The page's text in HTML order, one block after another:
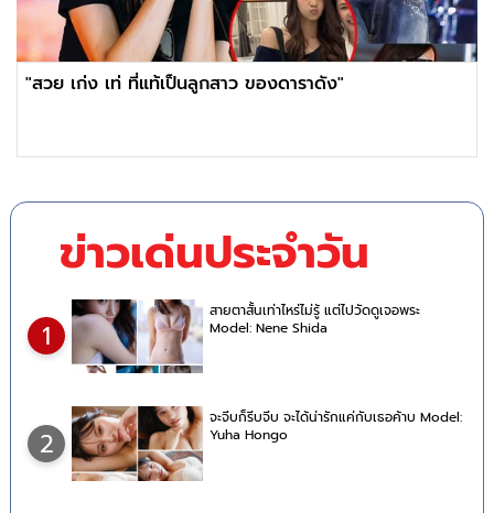
"สวย เก่ง เท่ ที่แท้เป็นลูกสาว ของดาราดัง"
ข่าวเด่นประจำวัน
1
สายตาสั้นเท่าไหร่ไม่รู้ แต่ไปวัดดูเจอพระ
Model: Nene Shida
2
จะจีบก็รีบจีบ จะได้น่ารักแค่กับเธอค้าบ Model:
Yuha Hongo